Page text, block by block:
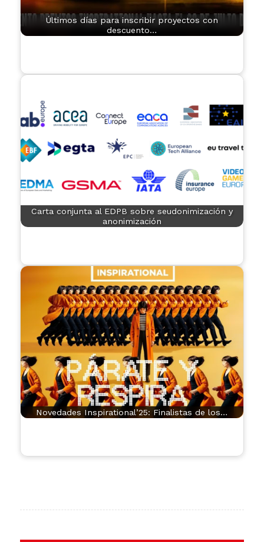
Últimos días para inscribir proyectos con
descuento…
Carta conjunta al EDPB sobre seudonimización y
anonimización
Novedades Inspirational’25: Finalistas de los…